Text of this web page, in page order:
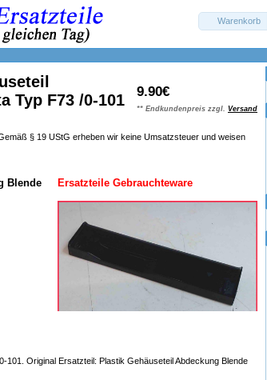
Warenkorb
9.90€
** Endkundenpreis zzgl. Versand
Typ F73 /0-101
§ 19 UStG erheben wir keine Umsatzsteuer und weisen
Ersatzteile Gebrauchteware
Blende
101. Original Ersatzteil: Plastik Gehäuseteil Abdeckung Blende